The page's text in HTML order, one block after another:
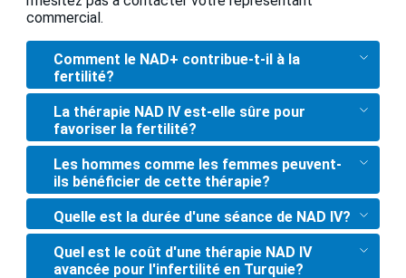
commercial.
Comment le NAD+ contribue-t-il à la
fertilité?
La thérapie NAD IV est-elle sûre pour
favoriser la fertilité?
Les hommes comme les femmes peuvent-
ils bénéficier de cette thérapie?
Quelle est la durée d'une séance de NAD IV?
Quel est le coût d'une thérapie NAD IV
avancée pour l'infertilité en Turquie?